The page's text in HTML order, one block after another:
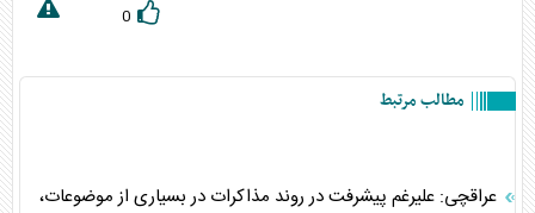
0
مطالب مرتبط
عراقچی: علیرغم پیشرفت در روند مذاکرات در بسیاری از موضوعات،